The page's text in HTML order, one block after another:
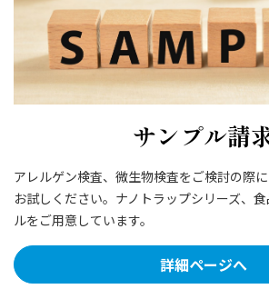
サンプル請
アレルゲン検査、微生物検査をご検討の際
お試しください。ナノトラップシリーズ、
ルをご用意しています。
詳細ページへ